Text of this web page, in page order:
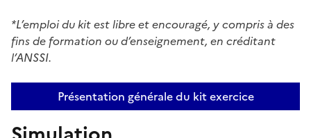
*L’emploi du kit est libre et encouragé, y compris à des
fins de formation ou d’enseignement, en créditant
l’ANSSI.
Présentation générale du kit exercice